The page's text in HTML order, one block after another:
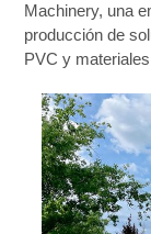
Machinery, una
producción de
PVC y